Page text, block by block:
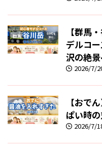
【群馬
デルコ
沢の絶
2026/7/
【おで
ぱい時
2026/7/